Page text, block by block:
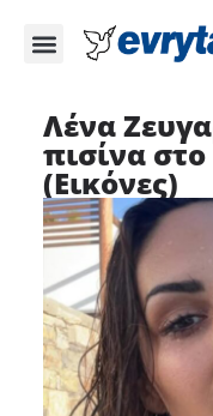
Λένα
πισίνα
(Εικόνες)